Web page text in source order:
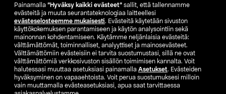
Painamalla ”Hyväksy kaikki evästeet” sallit, että tallennamme
evästeitä ja muuta seurantateknologiaa laitteellesi
evästeselosteemme mukaisesti. Evästeitä käytetään sivuston
käyttökokemuksen parantamiseen ja käytön analysointiin sekä
mainonnan kohdentamiseen. Käytämme neljänlaisia evästeitä:
välttämättömät, toiminnalliset, analyyttiset ja mainosevästeet.
Välttämättömiin evästeisiin ei tarvita suostumustasi, sillä ne ovat
välttämättömiä verkkosivuston sisällön toimimisen kannalta. Voit
halutessasi muuttaa asetuksiasi painamalla Asetukset. Evästeiden
hyväksyminen on vapaaehtoista. Voit perua suostumuksesi milloin
vain muuttamalla evästeasetuksiasi, apua saat tarvittaessa
SE NO FI
FI SV